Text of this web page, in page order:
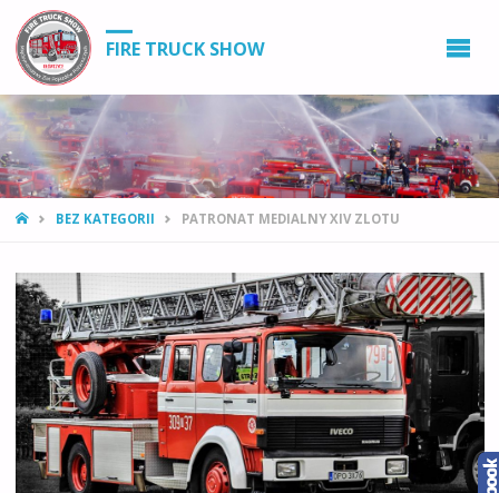
FIRE TRUCK SHOW
STRONA
BEZ KATEGORII PATRONAT MEDIALNY XIV ZLOTU